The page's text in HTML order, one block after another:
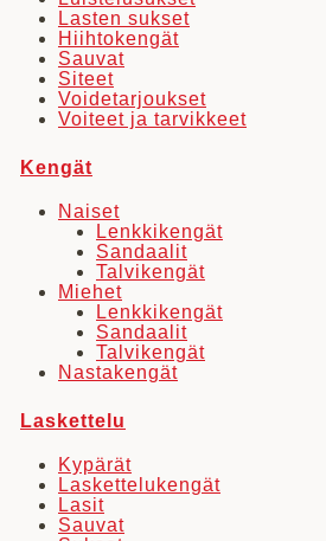
Lasten sukset
Hiihtokengät
Sauvat
Siteet
Voidetarjoukset
Voiteet ja tarvikkeet
Kengät
Naiset
Lenkkikengät
Sandaalit
Talvikengät
Miehet
Lenkkikengät
Sandaalit
Talvikengät
Nastakengät
Laskettelu
Kypärät
Laskettelukengät
Lasit
Sauvat